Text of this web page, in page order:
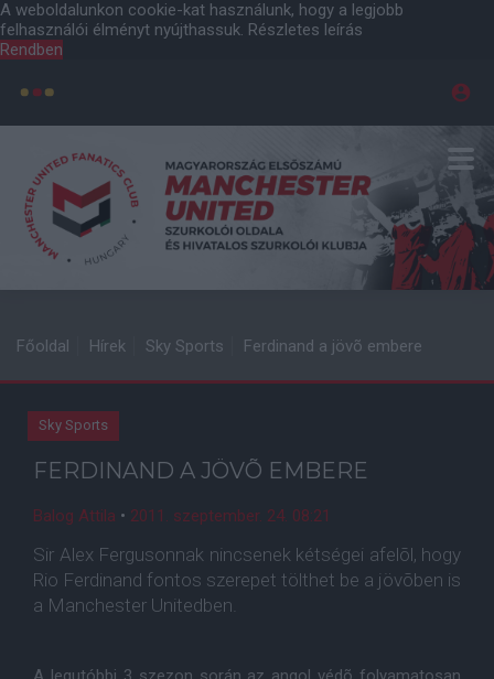
A weboldalunkon cookie-kat használunk, hogy a legjobb
felhasználói élményt nyújthassuk. Részletes leírás
Rendben
Főoldal Hírek Sky Sports Ferdinand a jövõ embere
Sky Sports
FERDINAND A JÖVÕ EMBERE
Balog Attila • 2011. szeptember. 24. 08:21
Sir Alex Fergusonnak nincsenek kétségei afelõl, hogy
Rio Ferdinand fontos szerepet tölthet be a jövõben is
a Manchester Unitedben.